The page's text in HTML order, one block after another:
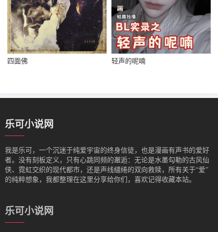
四面佛 轻声的呢喃
乐可小说网
我是‌乐可，一个沉迷于纯爱宇宙的终身信徒，也是漫画有声书的爱好
者。没有刻板定义，只有心跳同频的邂逅：无论是水墨勾勒的古风仙
侠、霓虹交织的现代都市，还是声线缱绻的双向救赎，所有关于“爱”
的纯粹想象，我都整理在这里分享给你们，喜欢记得收藏本站。
乐可小说网